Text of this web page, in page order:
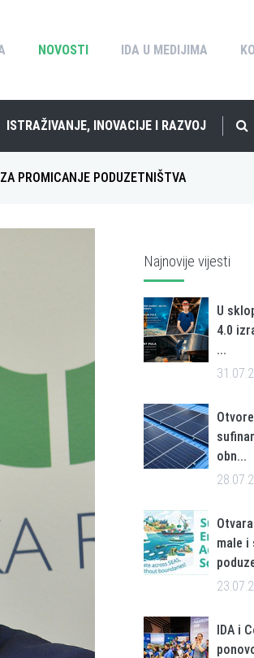
NOVOSTI IDA U MEDIJIMA
ISTRAŽIVANJE, INOVACIJE I RAZVOJ
PROMICANJE PODUZETNIŠTVA
Najnovije vijesti
U
4.0
...
obn...
male i
IDA i